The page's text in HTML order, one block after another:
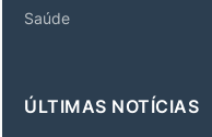
Saúde
ÚLTIMAS NOTÍCIAS